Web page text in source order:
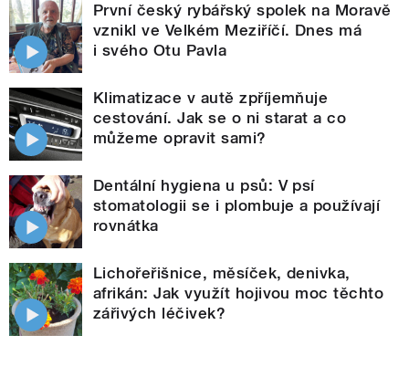
První český rybářský spolek na Moravě
vznikl ve Velkém Meziříčí. Dnes má
i svého Otu Pavla
Klimatizace v autě zpříjemňuje
cestování. Jak se o ni starat a co
můžeme opravit sami?
Dentální hygiena u psů: V psí
stomatologii se i plombuje a používají
rovnátka
Lichořeřišnice, měsíček, denivka,
afrikán: Jak využít hojivou moc těchto
zářivých léčivek?